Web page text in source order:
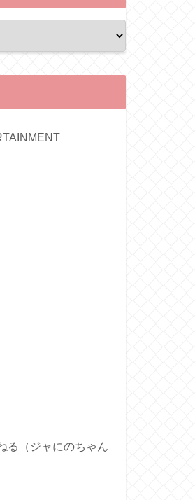
る（ジャにのちゃん